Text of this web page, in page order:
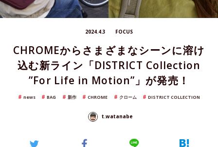
2024.4.3 FOCUS
CHROMEからさまざまなシーンに溶け
込む新ライン「DISTRICT Collection
”For Life in Motion”」が発売！
news BAG 新作 CHROME クローム DISTRICT COLLECTION
t.watanabe